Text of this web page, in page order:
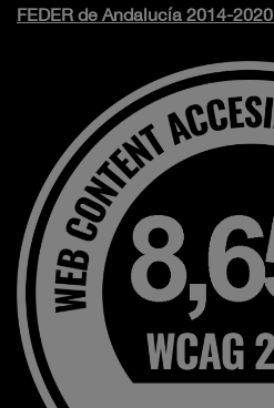
FEDER de Andalucía 2014-2020